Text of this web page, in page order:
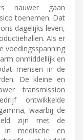
nauwer gaan
toenemen. Dat
dagelijks leven,
Als er
voedingsspanning
onmiddellijk en
mensen in de
De kleine en
transmission
ontwikkelde
gamma, waarbij de
zijn met de
in medische en